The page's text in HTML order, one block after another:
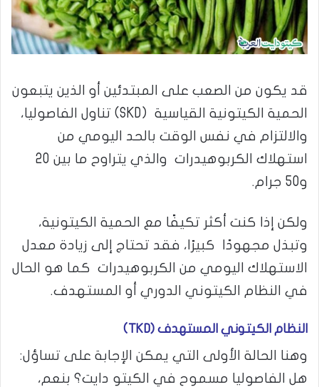
قد يكون من الصعب على المبتدئين أو الذين يتبعون
الحمية الكيتونية القياسية (SKD) تناول الفاصوليا،
والالتزام في نفس الوقت بالحد اليومي من
استهلاك الكربوهيدرات والذي يتراوح ما بين 20
و50 جرام.
ولكن إذا كنت أكثر تكيفًا مع الحمية الكيتونية،
وتبذل مجهودًا كبيرًا، فقد تحتاج إلى زيادة معدل
الاستهلاك اليومي من الكربوهيدرات كما هو الحال
في النظام الكيتوني الدوري أو المستهدف.
النظام الكيتوني المستهدف (TKD
)
وهنا الحالة الأولى التي يمكن الإجابة على تساؤل:
هل الفاصوليا مسموح في الكيتو دايت؟ بنعم،